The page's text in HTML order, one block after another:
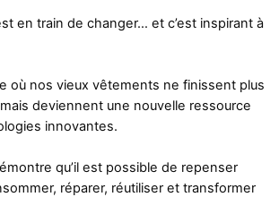
en train de changer… et c’est inspirant à
où nos vieux vêtements ne finissent plus
deviennent une nouvelle ressource
innovantes.
qu’il est possible de repenser
réparer, réutiliser et transformer